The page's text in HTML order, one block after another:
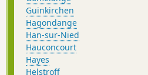
Guinkirchen
Hagondange
Han-sur-Nied
Hauconcourt
Hayes
Helstroff